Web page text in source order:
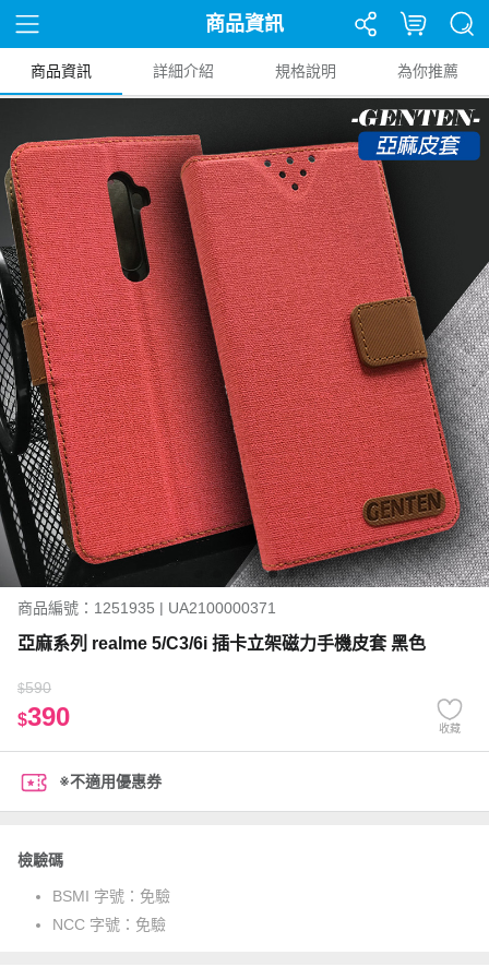
商品資訊
商品資訊 詳細介紹 規格說明 為你推薦
商品編號：1251935 | UA2100000371
亞麻系列 realme 5/C3/6i 插卡立架磁力手機皮套 黑色
$590
$390 收藏
※不適用優惠券
檢驗碼
BSMI 字號： 免驗
NCC 字號： 免驗